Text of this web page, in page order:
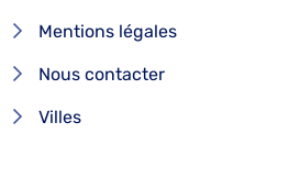
Mentions légales
Nous contacter
Villes